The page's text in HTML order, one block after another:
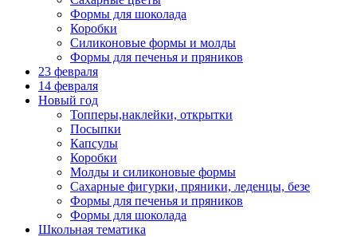
Формы для шоколада
Коробки
Силиконовые формы и молды
Формы для печенья и пряников
23 февраля
14 февраля
Новый год
Топперы,наклейки, открытки
Посыпки
Капсулы
Коробки
Молды и силиконовые формы
Сахарные фигурки, пряники, леденцы, безе
Формы для печенья и пряников
Формы для шоколада
Школьная тематика